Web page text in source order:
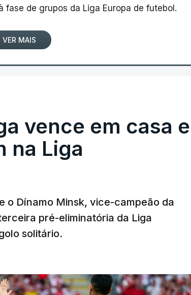
de grupos da Liga Europa de futebol.
VER MAIS
vence em casa e
na Liga
o Dínamo Minsk, vice-campeão da
pré-eliminatória da Liga
solitário.